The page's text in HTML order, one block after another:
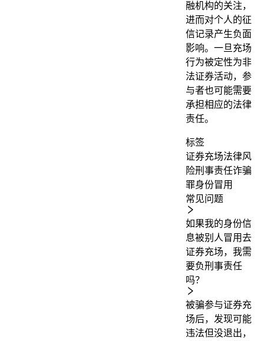
融机构的关注，
进而对个人的征
信记录产生负面
影响。一旦充场
行为被定性为非
法证券活动，参
与者也可能需要
承担相应的法律
责任。
标签
证券充场法律风
险刑事责任诈骗
罪身份冒用
常见问题
如果我的身份信
息被别人冒用去
证券充场，我需
要负刑事责任
吗？
被骗参与证券充
场后，发现可能
违法但没退出，